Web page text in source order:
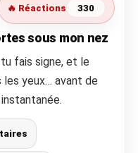
🔥 Réactions 330
sous mon nez
fais signe, et le
yeux… avant de